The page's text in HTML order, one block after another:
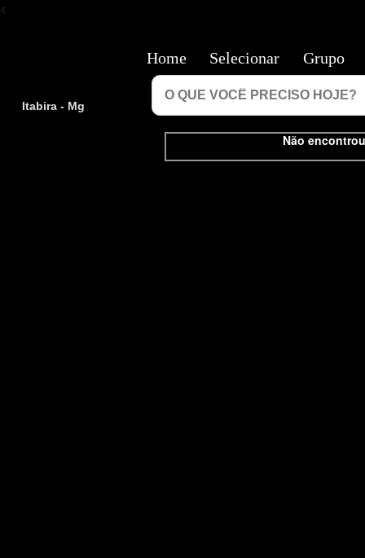
<
Itabira - Mg
Não
Home Selecionar Grupo